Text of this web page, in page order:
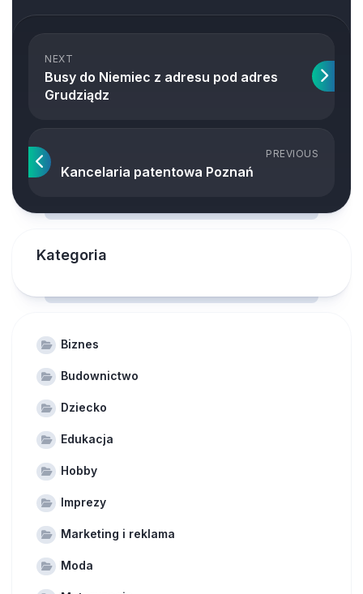
NEXT
Busy do Niemiec z adresu pod adres
Grudziądz
PREVIOUS
Kancelaria patentowa Poznań
Kategoria
Biznes
Budownictwo
Dziecko
Edukacja
Hobby
Imprezy
Marketing i reklama
Moda